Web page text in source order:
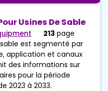
Usines De Sable
213 page
est segmenté par
application et canaux
des informations sur
pour la période
2023 à 2033.